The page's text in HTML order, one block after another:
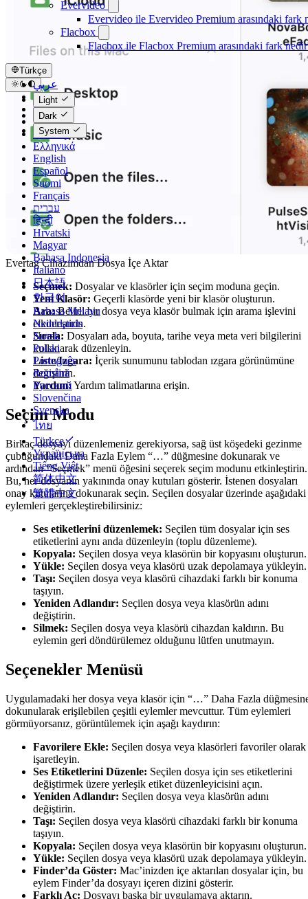
Evervideo
Evervideo ile Evervideo Premium arasındaki fark
Flacbox
Flacbox ile Flacbox Premium arasındaki fark
Türkçe
عربي
Català
Čeština
Dansk
Deutsch
Ελληνικά
English
Español
Suomi
Français
עברית
हिन्दी
Hrvatski
Magyar
Bahasa Indonesia
Italiano
日本語
한국어
Bahasa Melayu
Nederlands
Norsk
Polski
Português
Română
Русский
Slovenčina
Svenska
ไทย
Türkçe
Українська
Tiếng Việt
简体中文
繁體中文
Light
Dark
System
Evertag Cihazımdan Dosya İçe Aktar
Seçmek: Dosyalar ve klasörler için seçim moduna geçin.
Yeni Klasör: Geçerli klasörde yeni bir klasör oluşturun.
Ara:Belirli bir dosya veya klasör bulmak için arama işlevini
etkinleştirin.
Sırala: Dosyaları ada, boyuta, tarihe veya meta veri bilgilerini
kullanarak düzenleyin.
Liste/Izgara: İçerik sunumunu tablodan ızgara görünümüne
değiştirin.
Yardım:Yardım talimatlarına erişin.
Seçim Modu
Birkaç dosyayı düzenlemeniz gerekiyorsa, sağ üst köşedeki gezinme
çubuğundaki Daha Fazla Eylem “…” düğmesine dokunarak ve
ardından “Seçmek” menü öğesini seçerek seçim modunu etkinleştirin.
Bu, her dosyanın yakınında onay kutuları gösterir. İstenen dosyaları
onay kutularına dokunarak seçin. Seçilen dosyalar üzerinde aşağıdaki
eylemleri gerçekleştirebilirsiniz:
Ses etiketlerini düzenlemek: Seçilen tüm dosyalar için ses
etiketlerini aynı anda düzenleyin (toplu düzenleme).
Kopyala: Seçilen dosya veya klasörün bir kopyasını oluşturun.
Yükle: Seçilen dosya veya klasörü uzak depolamaya yükleyin.
Taşı: Seçilen dosya veya klasörü cihazdaki farklı bir konuma
taşıyın.
Yeniden Adlandır: Seçilen dosya veya klasörün adını
değiştirin.
Silmek: Seçilen dosya veya klasörü cihazdan kaldırın. Bu
eylemin geri döndürülemez olduğunu lütfen unutmayın.
Seçenekler Menüsü
Uygulamadaki her dosya veya klasör için “…” Daha Fazla
dokunularak erişilebilen çeşitli eylemler mevcuttur. Tüm eylemleri
görmüyorsanız, görüntülemek için aşağı kaydırın:
Favorilere Ekle: Seçilen dosya veya klasörleri favoriler olarak
işaretleyin.
Ses Etiketlerini Düzenle: Seçilen dosya için ses etiketlerini
değiştirmek üzere yerleşik etiket düzenleyicisini açın.
Yeniden Adlandır: Seçilen dosya veya klasörün adını
değiştirin.
Taşı: Seçilen dosya veya klasörü cihazdaki farklı bir konuma
taşıyın.
Kopyala: Seçilen dosya veya klasörün bir kopyasını oluşturun.
Yükle: Seçilen dosya veya klasörü uzak depolamaya yükleyin.
Finder’da Göster: Mac’inizden içe aktarılan dosyalar için, bu
eylem Finder’da dosyayı içeren dizini gösterir.
Farklı Aç: Dosyayı başka bir uygulamaya aktarın.